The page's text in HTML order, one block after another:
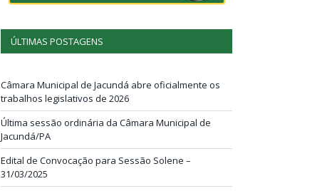
ÚLTIMAS POSTAGENS
Câmara Municipal de Jacundá abre oficialmente os
trabalhos legislativos de 2026
Última sessão ordinária da Câmara Municipal de
Jacundá/PA
Edital de Convocação para Sessão Solene –
31/03/2025